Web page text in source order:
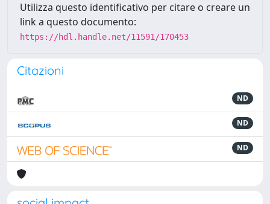
Utilizza questo identificativo per citare o creare un
link a questo documento:
https://hdl.handle.net/11591/170453
Citazioni
ND
ND
ND